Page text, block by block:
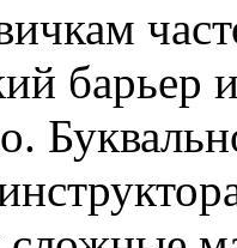
барьер